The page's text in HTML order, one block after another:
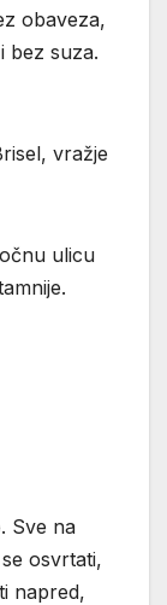
obaveza,
bez suza.
vražje
ulicu
Sve na
osvrtati,
napred,